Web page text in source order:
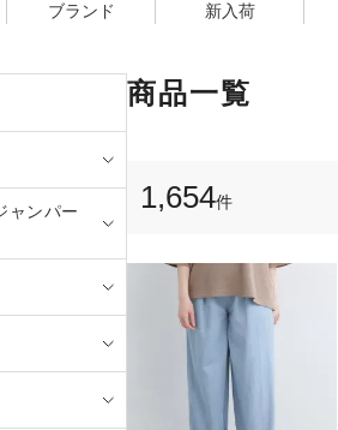
ブランド 新入荷
ャンパー
商品一覧
1,654件